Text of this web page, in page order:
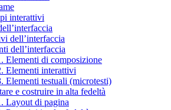
interattivi
dell’interfaccia
dell’interfaccia
Elementi di composizione
Elementi interattivi
Elementi testuali (microtesti)
e costruire in alta fedeltà
Layout di pagina